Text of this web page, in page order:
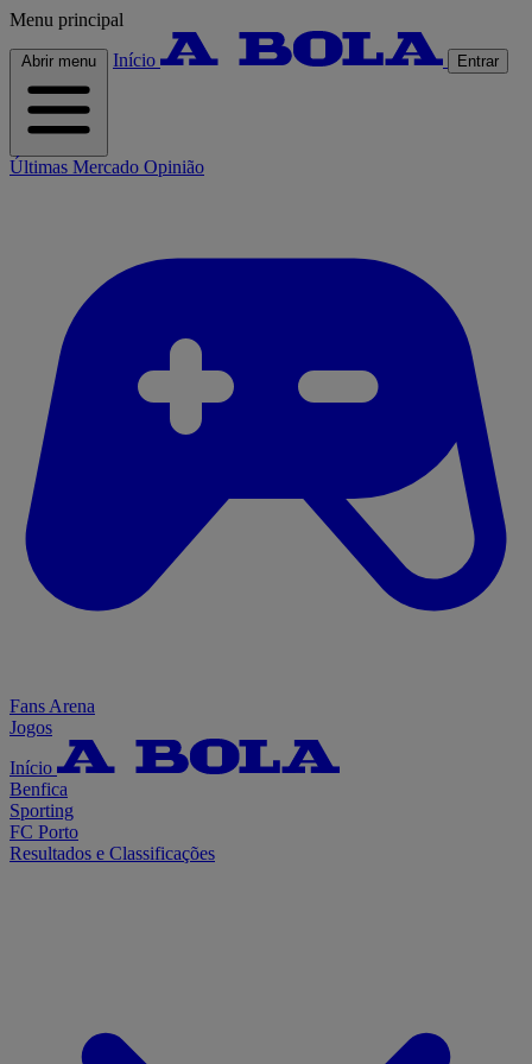
Menu principal
Abrir menu Início Entrar
Últimas Mercado Opinião
Fans Arena
Jogos
Início
Benfica
Sporting
FC Porto
Resultados e Classificações